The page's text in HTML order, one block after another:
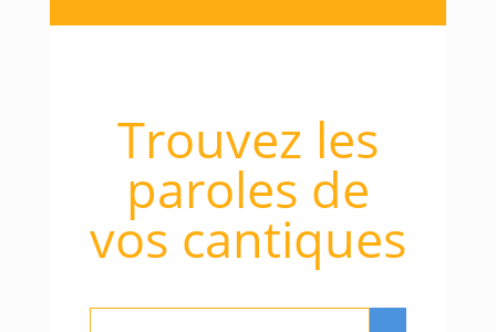
Trouvez les
paroles de
vos cantiques